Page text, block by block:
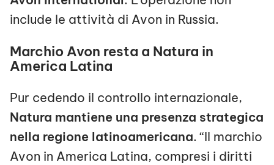
include le attività di Avon in Russia.
Marchio Avon resta a Natura in
America Latina
Pur cedendo il controllo internazionale,
Natura mantiene una presenza strategica
nella regione latinoamericana. “Il marchio
Avon in America Latina, compresi i diritti